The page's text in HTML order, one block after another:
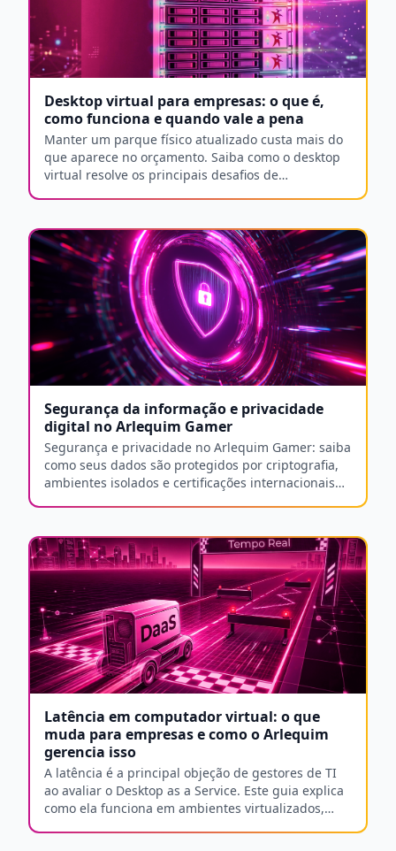
Desktop virtual para empresas: o que é,
como funciona e quando vale a pena
Manter um parque físico atualizado custa mais do
que aparece no orçamento. Saiba como o desktop
virtual resolve os principais desafios de
Segurança da informação e privacidade
digital no Arlequim Gamer
Segurança e privacidade no Arlequim Gamer: saiba
como seus dados são protegidos por criptografia,
ambientes isolados e certificações internacionais
Latência em computador virtual: o que
muda para empresas e como o Arlequim
gerencia isso
A latência é a principal objeção de gestores de TI
ao avaliar o Desktop as a Service. Este guia explica
como ela funciona em ambientes virtualizados,